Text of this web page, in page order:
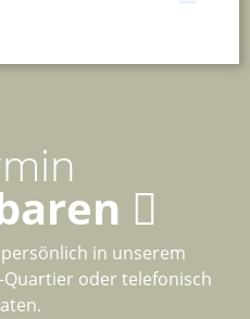
in unserem
Quartier oder telefonisch